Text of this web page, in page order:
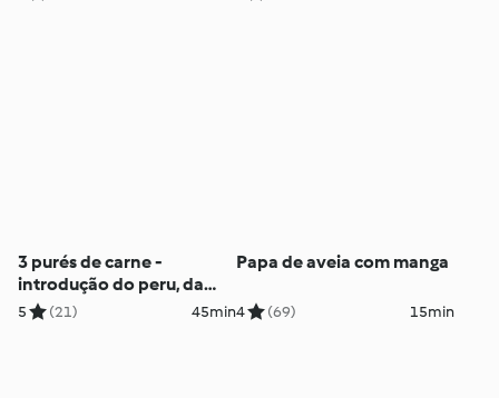
3 purés de carne -
introdução do peru, da
couve-flor e dos brócolos
5 (21) 45min
Papa de aveia com manga
4 (69) 15min